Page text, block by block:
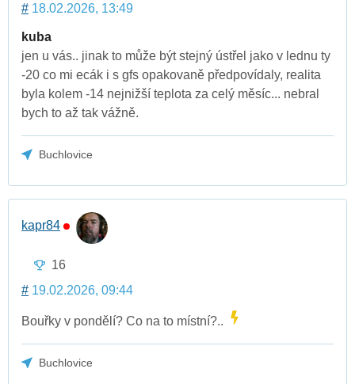
# 18.02.2026, 13:49
kuba
jen u vás.. jinak to může být stejný ústřel jako v lednu ty
-20 co mi ecák i s gfs opakovaně předpovídaly, realita
byla kolem -14 nejnižší teplota za celý měsíc... nebral
bych to až tak vážně.
Buchlovice
kapr84
16
# 19.02.2026, 09:44
Bouřky v pondělí? Co na to místní?..
Buchlovice